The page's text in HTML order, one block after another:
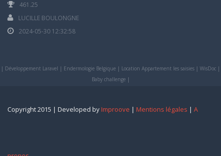
461.25
LUCILLE BOULONGNE
2024-05-30 12:32:58
| Développement Laravel | Endermologie Belgique | Location Appartement les saisies | WisDoc |
Baby challenge|
Copyright 2015 | Developed byImproove | Mentions légales | A